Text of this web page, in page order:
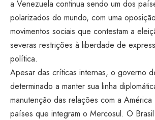
a Venezuela continua sendo um dos
polarizados do mundo, com uma
movimentos sociais que contestam a
severas restrições à liberdade de
política.
Apesar das críticas internas, o governo
determinado a manter sua linha
manutenção das relações com a
países que integram o Mercosul. O